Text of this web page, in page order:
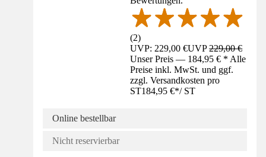
(2)
UVP: 229,00 €UVP229,00 €
Unser Preis — 184,95 € * Alle
Preise inkl. MwSt. und ggf.
zzgl. Versandkosten pro
ST184,95 €*/ ST
Online bestellbar
Nicht reservierbar